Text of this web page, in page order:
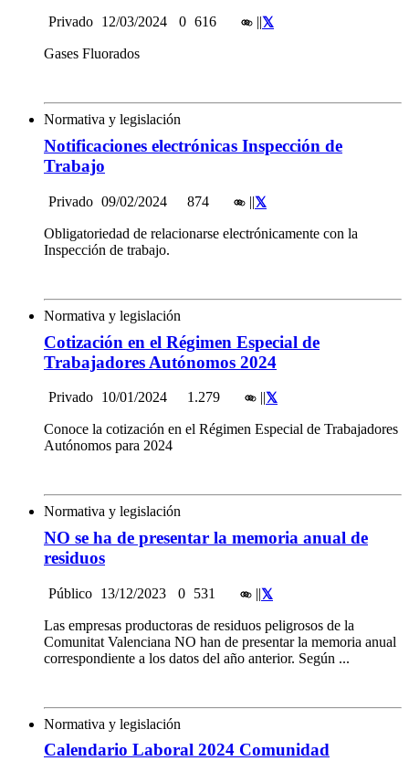
Privado 12/03/2024 0 616 ||
Gases Fluorados
Normativa y legislación
Notificaciones electrónicas Inspección de
Trabajo
Privado 09/02/2024 874 ||
Obligatoriedad de relacionarse electrónicamente con la
Inspección de trabajo.
Normativa y legislación
Cotización en el Régimen Especial de
Trabajadores Autónomos 2024
Privado 10/01/2024 1.279 ||
Conoce la cotización en el Régimen Especial de Trabajadores
Autónomos para 2024
Normativa y legislación
NO se ha de presentar la memoria anual de
residuos
Público 13/12/2023 0 531 ||
Las empresas productoras de residuos peligrosos de la
Comunitat Valenciana NO han de presentar la memoria anual
correspondiente a los datos del año anterior. Según ...
Normativa y legislación
Calendario Laboral 2024 Comunidad